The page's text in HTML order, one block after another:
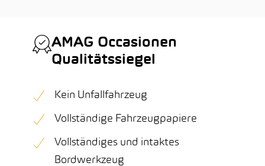
AMAG Occasionen
Qualitätssiegel
Kein Unfallfahrzeug
Vollständige Fahrzeugpapiere
Vollständiges und intaktes
Bordwerkzeug